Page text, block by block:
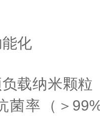
化
载纳米颗粒
菌率（＞